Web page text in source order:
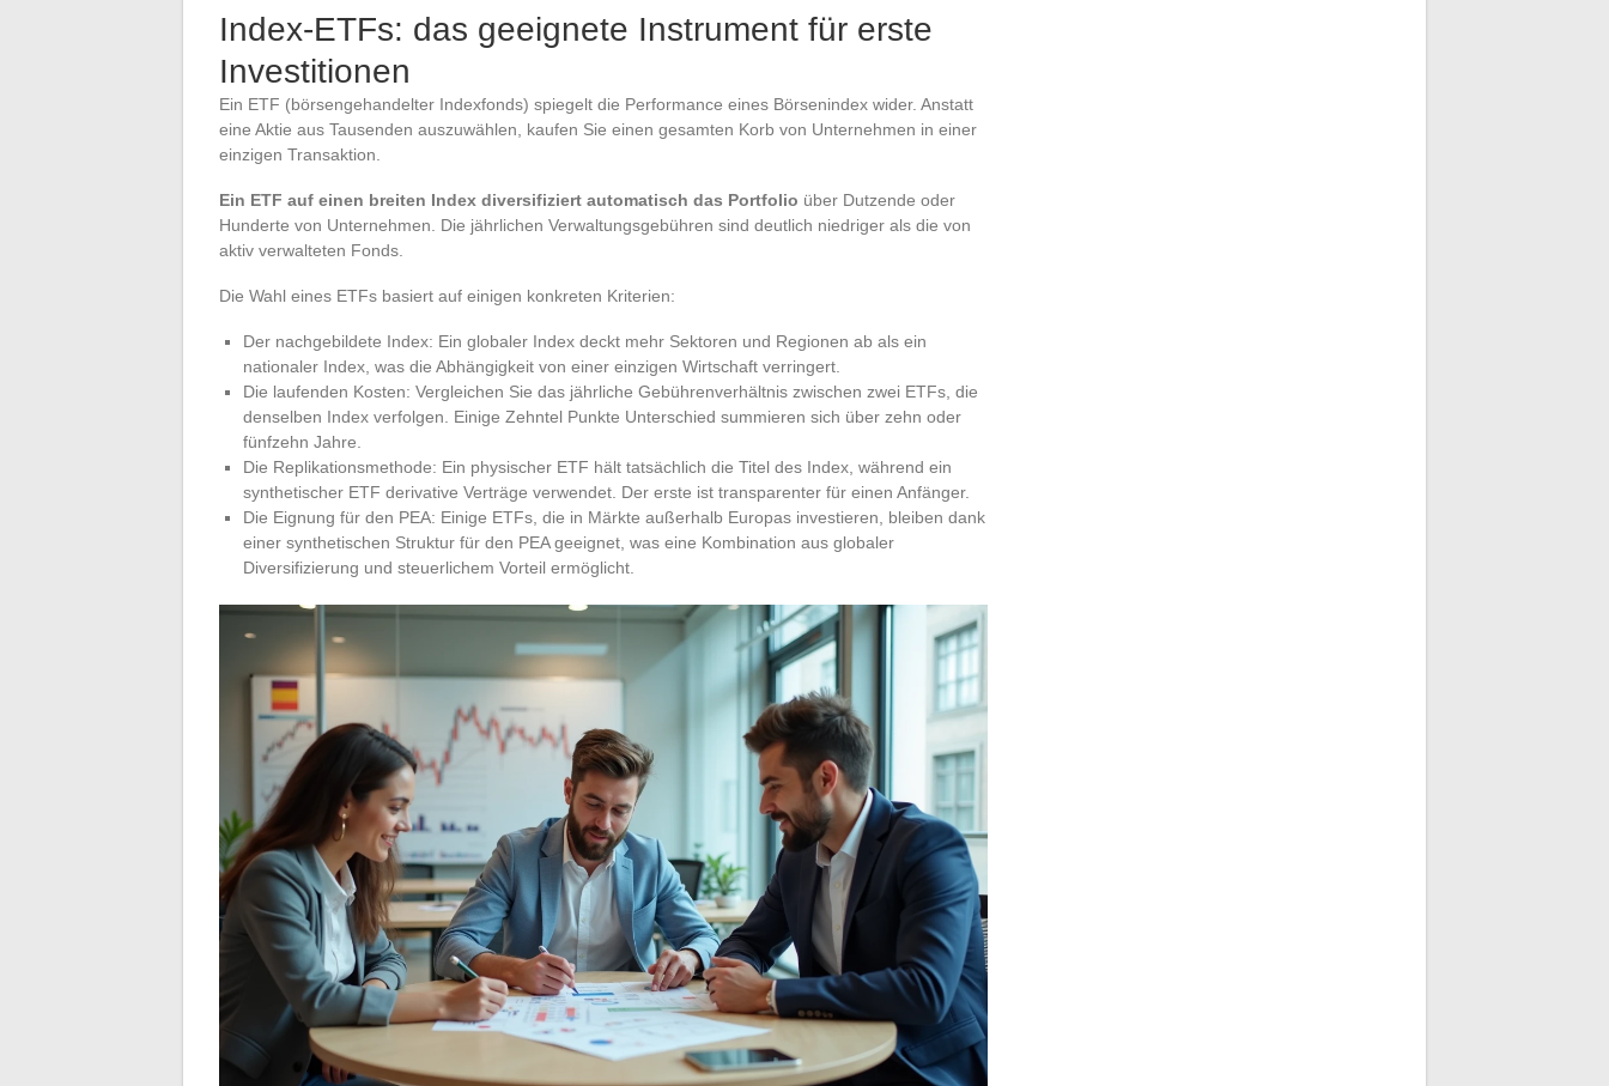
Index-ETFs: das geeignete Instrument für erste
Investitionen
Ein ETF (börsengehandelter Indexfonds) spiegelt die Performance eines Börsenindex wider. Anstatt
eine Aktie aus Tausenden auszuwählen, kaufen Sie einen gesamten Korb von Unternehmen in einer
einzigen Transaktion.
Ein ETF auf einen breiten Index diversifiziert automatisch das Portfolio über Dutzende oder
Hunderte von Unternehmen. Die jährlichen Verwaltungsgebühren sind deutlich niedriger als die von
aktiv verwalteten Fonds.
Die Wahl eines ETFs basiert auf einigen konkreten Kriterien:
Der nachgebildete Index: Ein globaler Index deckt mehr Sektoren und Regionen ab als ein
nationaler Index, was die Abhängigkeit von einer einzigen Wirtschaft verringert.
Die laufenden Kosten: Vergleichen Sie das jährliche Gebührenverhältnis zwischen zwei ETFs, die
denselben Index verfolgen. Einige Zehntel Punkte Unterschied summieren sich über zehn oder
fünfzehn Jahre.
Die Replikationsmethode: Ein physischer ETF hält tatsächlich die Titel des Index, während ein
synthetischer ETF derivative Verträge verwendet. Der erste ist transparenter für einen Anfänger.
Die Eignung für den PEA: Einige ETFs, die in Märkte außerhalb Europas investieren, bleiben dank
einer synthetischen Struktur für den PEA geeignet, was eine Kombination aus globaler
Diversifizierung und steuerlichem Vorteil ermöglicht.